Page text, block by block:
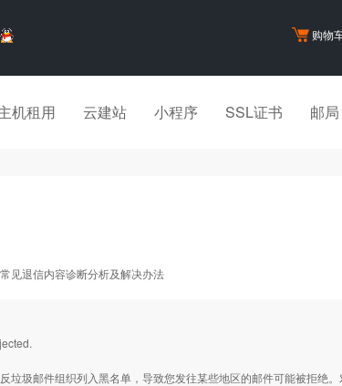
购物
机租用 云建站 小程序 SSL证书 邮局
常见退信内容诊断分析及解决办法
垃圾邮件组织列入黑名单，导致您发往某些地区的邮件可能被拒绝